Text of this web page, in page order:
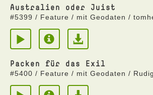
Australien oder Juist
#5399 / Feature / mit Geodaten /
Packen für das Exil
#5400 / Feature / mit Geodaten /